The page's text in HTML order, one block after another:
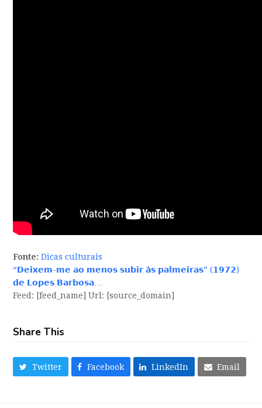
Fonte: Dicas culturais
“𝗗𝗲𝗶𝘅𝗲𝗺-𝗺𝗲 𝗮𝗼 𝗺𝗲𝗻𝗼𝘀 𝘀𝘂𝗯𝗶𝗿 𝗮̀𝘀 𝗽𝗮𝗹𝗺𝗲𝗶𝗿𝗮𝘀” (𝟭𝟵𝟳𝟮)
𝗱𝗲 𝗟𝗼𝗽𝗲𝘀 𝗕𝗮𝗿𝗯𝗼𝘀𝗮…
Feed: [feed_name] Url: [source_domain]
Share This
Twitter Facebook LinkedIn Email